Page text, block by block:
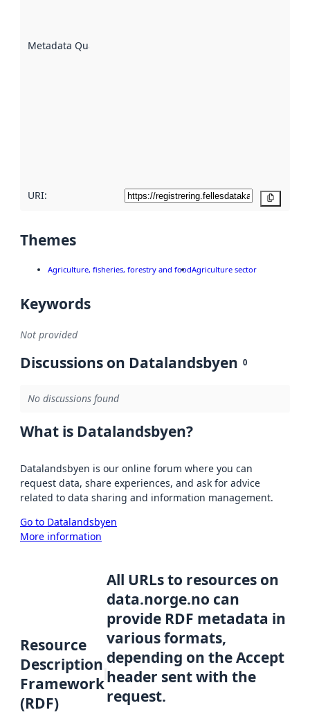
Metadata Quality
URI:
Themes
Agriculture, fisheries, forestry and foodAgriculture sector
Keywords
Not provided
Discussions on Datalandsbyen 0
No discussions found
What is Datalandsbyen?
Datalandsbyen is our online forum where you can
request data, share experiences, and ask for advice
related to data sharing and information management.
Go to Datalandsbyen
More information
Resource
Description
Framework
(RDF)
All URLs to resources on
data.norge.no can
provide RDF metadata in
various formats,
depending on the Accept
header sent with the
request.